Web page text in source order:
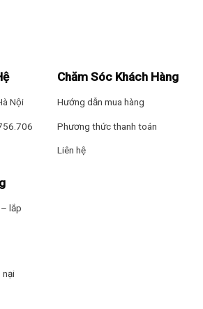
Nội
Chăm Sóc Khách Hàng
Hướng dẫn mua hàng
Phương thức thanh toán
Liên hệ
lắp
nại